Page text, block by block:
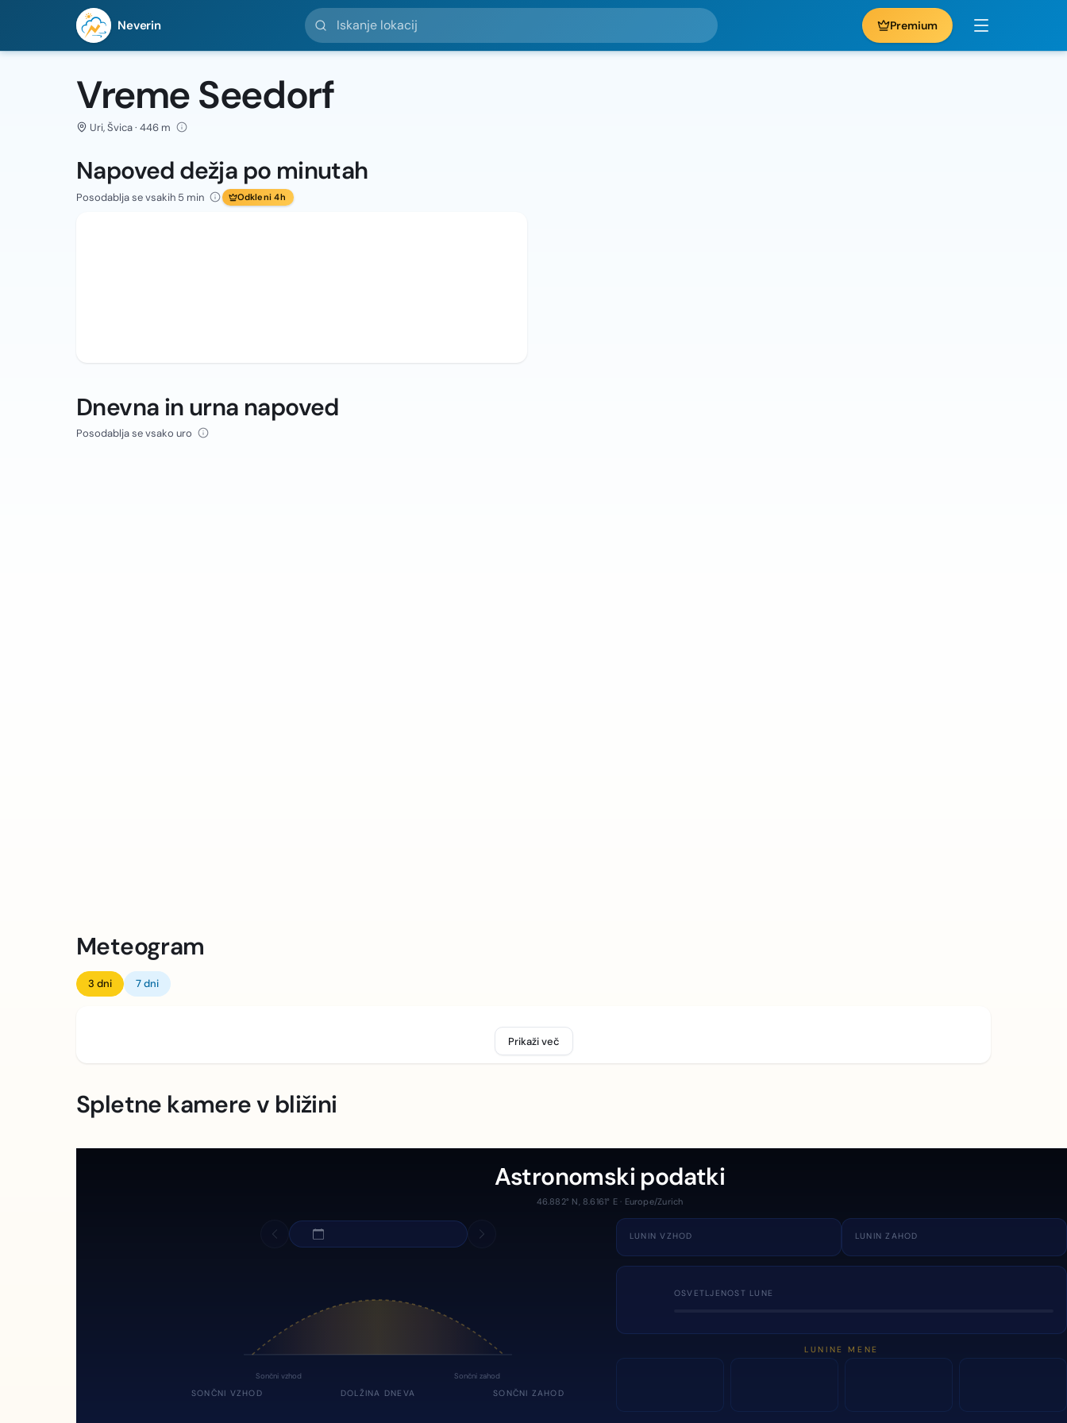
Neverin
Iskanje lokacij
Premium
Vreme Seedorf
Uri, Švica · 446 m
Napoved dežja po minutah
Posodablja se vsakih 5 min Odkleni 4h
Dnevna in urna napoved
Posodablja se vsako uro
Meteogram
3 dni 7 dni
Prikaži več
Spletne kamere v bližini
Astronomski podatki
46.882° N, 8.6161° E · Europe/Zurich
Sončni vzhod Sončni zahod
SONČNI VZHOD DOLŽINA DNEVA SONČNI ZAHOD
LUNIN VZHOD LUNIN ZAHOD
OSVETLJENOST LUNE
LUNINE MENE